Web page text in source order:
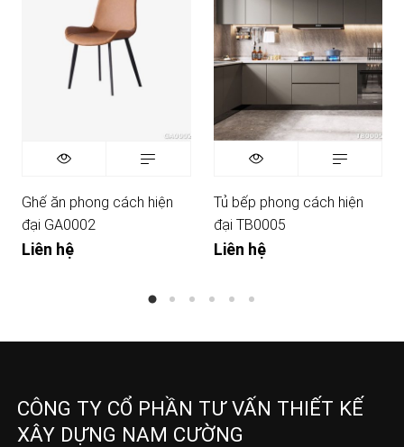
Ghế ăn phong cách hiện
đại GA0002
Liên hệ
Tủ bếp phong cách hiện
đại TB0005
Liên hệ
CÔNG TY CỔ PHẦN TƯ VẤN THIẾT KẾ
XÂY DỰNG NAM CƯỜNG